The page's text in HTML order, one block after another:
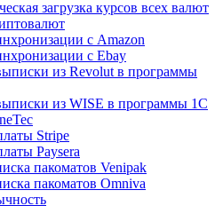
загрузка курсов всех валют
с Amazon
с Ebay
из Revolut в программы
из WISE в программы 1C
Stripe
Paysera
пакоматов Venipak
пакоматов Omniva